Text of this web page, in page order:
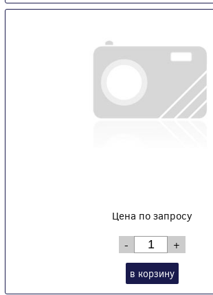
Цена по запросу
- +
в корзину